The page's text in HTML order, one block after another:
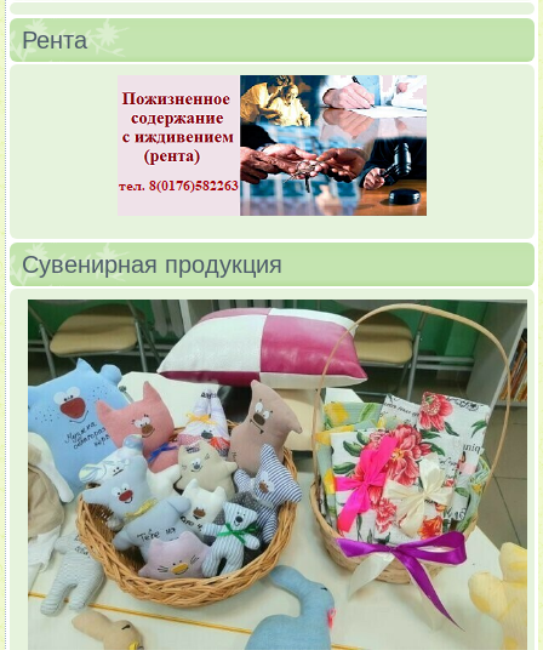
Рента
Сувенирная продукция